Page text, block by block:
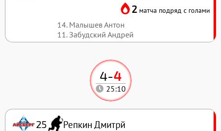
4-4
25:10
25 Репкин Дмитрй
2 матча подряд с голами
14. Малышев Антон
11. Забудский Андрей